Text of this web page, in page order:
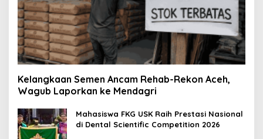
Kelangkaan Semen Ancam Rehab-Rekon Aceh,
Wagub Laporkan ke Mendagri
Mahasiswa FKG USK Raih Prestasi Nasional
di Dental Scientific Competition 2026